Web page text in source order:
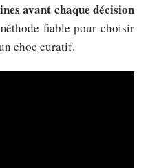
avant chaque décision
fiable pour choisir
choc curatif.